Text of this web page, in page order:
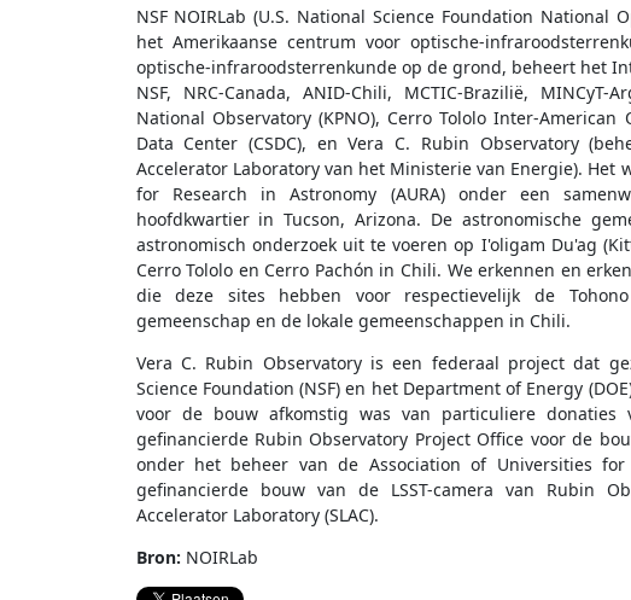
NSF NOIRLab (U.S. National Science Foundation National
het Amerikaanse centrum voor optische-
optische-infraroodsterrenkunde op de grond, beheert het
NSF, NRC-Canada, ANID-Chili, MCTIC-Brazilië,
National Observatory (KPNO), Cerro Tololo Inter-
Data Center (CSDC), en Vera C. Rubin Observatory
Accelerator Laboratory van het Ministerie van Energie).
for Research in Astronomy (AURA) onder een
hoofdkwartier in Tucson, Arizona. De astronomische
astronomisch onderzoek uit te voeren op I'oligam Du'ag
Cerro Tololo en Cerro Pachón in Chili. We erkennen en
die deze sites hebben voor respectievelijk de
gemeenschap en de lokale gemeenschappen in Chili.
Vera C. Rubin Observatory is een federaal project dat
Science Foundation (NSF) en het Department of Energy
voor de bouw afkomstig was van particuliere donaties
gefinancierde Rubin Observatory Project Office voor de
onder het beheer van de Association of Universities for
gefinancierde bouw van de LSST-camera van Rubin
Accelerator Laboratory (SLAC).
Bron: NOIRLab